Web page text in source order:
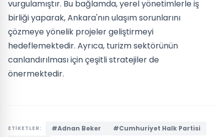
vurgulamıştır. Bu bağlamda, yerel yönetimlerle iş
birliği yaparak, Ankara'nın ulaşım sorunlarını
çözmeye yönelik projeler geliştirmeyi
hedeflemektedir. Ayrıca, turizm sektörünün
canlandırılması için çeşitli stratejiler de
önermektedir.
ETİKETLER: #Adnan Beker
#Cumhuriyet Halk Partisi